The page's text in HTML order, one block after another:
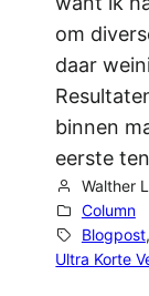
om
daar
binnen
eerste
Walther
Column
Blogpost,
Ultra Korte